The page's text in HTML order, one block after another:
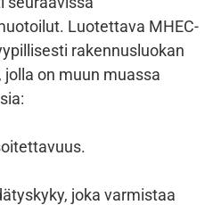
Luotettava MHEC-
rakennusluokan
on muun muassa
joka varmistaa